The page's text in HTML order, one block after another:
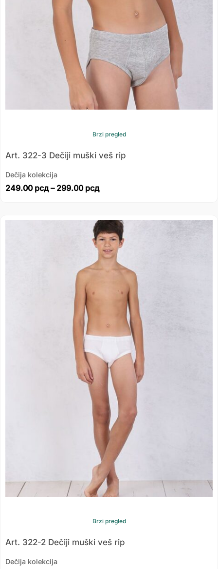
Brzi pregled
Art. 322-3 Dečiji muški veš rip
Dečija kolekcija
249.00 рсд – 299.00 рсд
Brzi pregled
Art. 322-2 Dečiji muški veš rip
Dečija kolekcija
Распон
цена:
од
249.00 рсд
до
299.00 рсд